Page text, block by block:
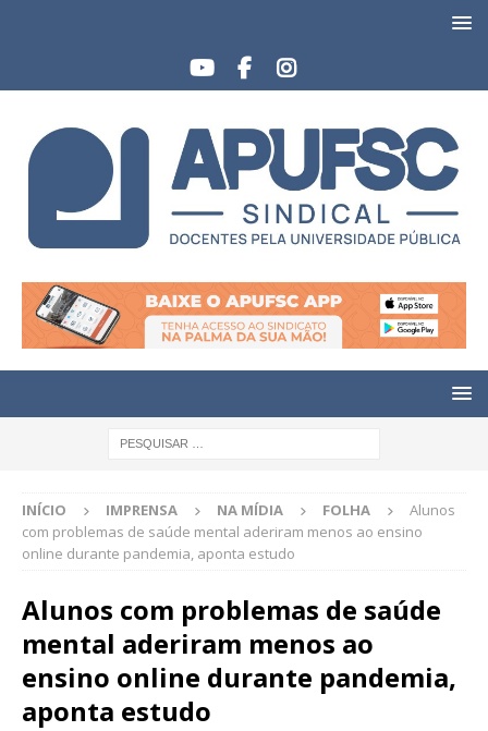
INÍCIO IMPRENSA NA MÍDIA FOLHA
Alunos
com problemas de saúde mental aderiram menos ao ensino
online durante pandemia, aponta estudo
Alunos com problemas de saúde
mental aderiram menos ao
ensino online durante pandemia,
aponta estudo